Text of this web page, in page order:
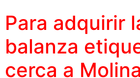
Para adquirir
balanza
cerca a